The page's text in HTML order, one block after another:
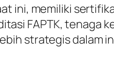
ini, memiliki
FAPTK,
strategis dalam